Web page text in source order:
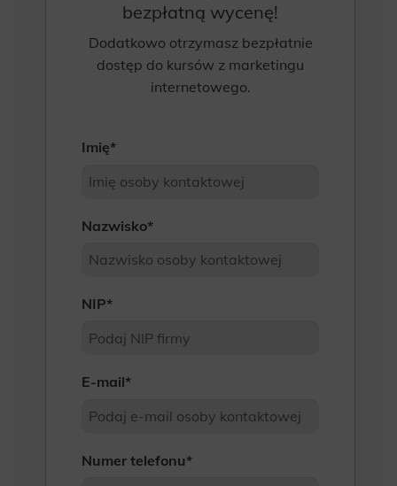
bezpłatną wycenę!
Dodatkowo otrzymasz bezpłatnie
dostęp do kursów z marketingu
internetowego.
Imię*
Nazwisko*
NIP*
E-mail*
Numer telefonu*